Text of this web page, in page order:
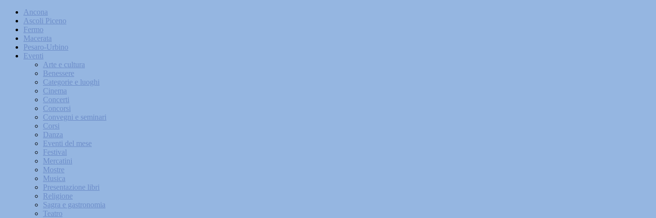
Ancona
Ascoli Piceno
Fermo
Macerata
Pesaro-Urbino
Eventi
Arte e cultura
Benessere
Categorie e luoghi
Cinema
Concerti
Concorsi
Convegni e seminari
Corsi
Danza
Eventi del mese
Festival
Mercatini
Mostre
Musica
Presentazione libri
Religione
Sagra e gastronomia
Teatro